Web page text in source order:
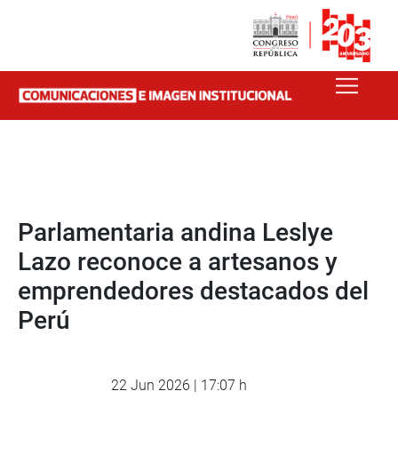
Parlamentaria andina Leslye
Lazo reconoce a artesanos y
emprendedores destacados del
Perú
22 Jun 2026 | 17:07 h